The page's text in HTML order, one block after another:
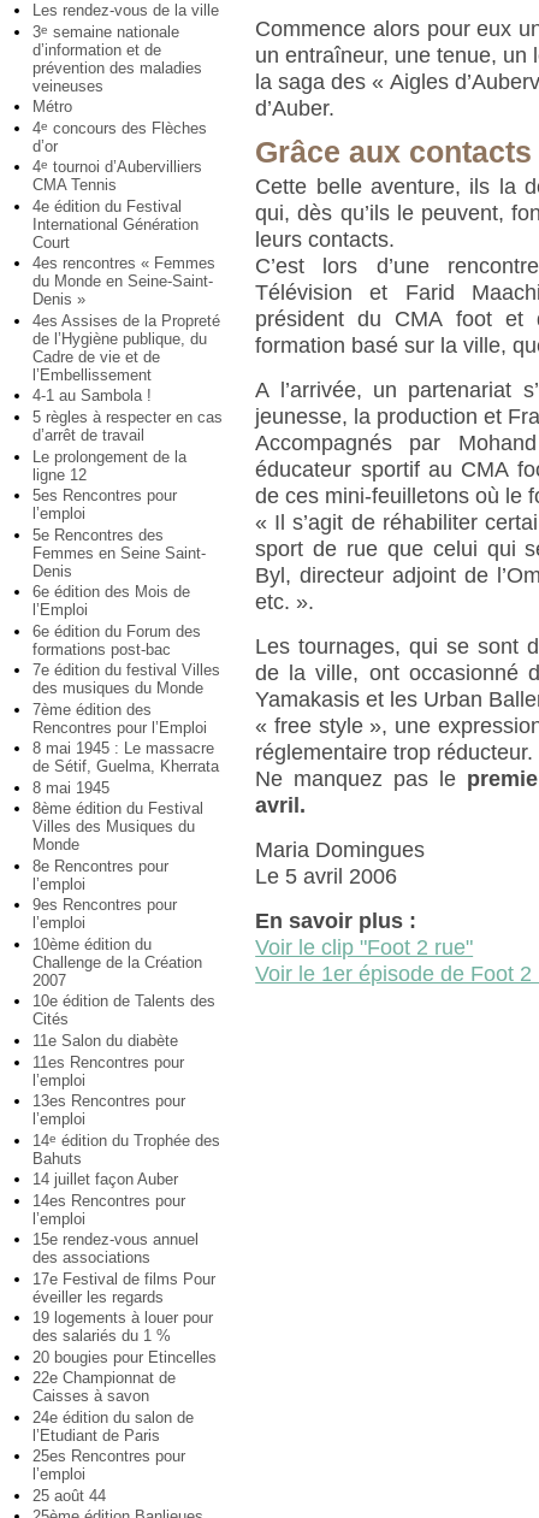
Les rendez-vous de la ville
3e semaine nationale
d’information et de
prévention des maladies
veineuses
Métro
4e concours des Flèches
d’or
4e tournoi d’Aubervilliers
CMA Tennis
4e édition du Festival
International Génération
Court
4es rencontres « Femmes
du Monde en Seine-Saint-
Denis »
4es Assises de la Propreté
de l’Hygiène publique, du
Cadre de vie et de
l’Embellissement
4-1 au Sambola !
5 règles à respecter en cas
d’arrêt de travail
Le prolongement de la
ligne 12
5es Rencontres pour
l’emploi
5e Rencontres des
Femmes en Seine Saint-
Denis
6e édition des Mois de
l’Emploi
6e édition du Forum des
formations post-bac
7e édition du festival Villes
des musiques du Monde
7ème édition des
Rencontres pour l’Emploi
8 mai 1945 : Le massacre
de Sétif, Guelma, Kherrata
8 mai 1945
8ème édition du Festival
Villes des Musiques du
Monde
8e Rencontres pour
l’emploi
9es Rencontres pour
l’emploi
10ème édition du
Challenge de la Création
2007
10e édition de Talents des
Cités
11e Salon du diabète
11es Rencontres pour
l’emploi
13es Rencontres pour
l’emploi
14e édition du Trophée des
Bahuts
14 juillet façon Auber
14es Rencontres pour
l’emploi
15e rendez-vous annuel
des associations
17e Festival de films Pour
éveiller les regards
19 logements à louer pour
des salariés du 1 %
20 bougies pour Etincelles
22e Championnat de
Caisses à savon
24e édition du salon de
l’Etudiant de Paris
25es Rencontres pour
l’emploi
25 août 44
Commence alors pour eux
un entraîneur, une tenue, un
la saga des « Aigles
d’Auber.
Grâce aux
Cette belle aventure, ils la
qui, dès qu’ils le peuvent,
leurs contacts.
C’est lors d’une
Télévision et Farid
président du CMA foot et
formation basé sur la ville,
A l’arrivée, un partenariat
jeunesse, la production et
Accompagnés par
éducateur sportif au CMA
de ces mini-feuilletons où le
« Il s’agit de réhabiliter
sport de rue que celui qui
Byl, directeur adjoint de
etc. ».
Les tournages, qui se sont
de la ville, ont occasionné
Yamakasis et les Urban
« free style », une
réglementaire trop réducteur.
Ne manquez pas le
avril.
Maria Domingues
Le 5 avril 2006
En savoir plus :
Voir le clip "Foot 2 rue"
Voir le 1er épisode de Foot 2